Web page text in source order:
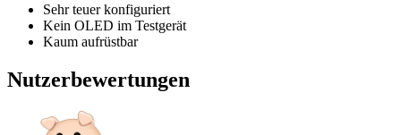
Sehr teuer konfiguriert
Kein OLED im Testgerät
Kaum aufrüstbar
Nutzerbewertungen